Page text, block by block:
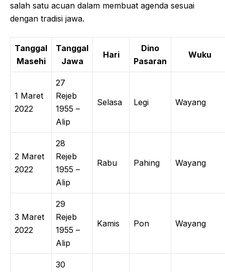
salah satu acuan dalam membuat agenda sesuai
dengan tradisi jawa.
Tanggal
Masehi
Tanggal
Jawa
Hari
Dino
Pasaran
Wuku
1 Maret
2022
27
Rejeb
1955 –
Alip
Selasa Legi Wayang
2 Maret
2022
28
Rejeb
1955 –
Alip
Rabu Pahing Wayang
3 Maret
2022
29
Rejeb
1955 –
Alip
Kamis Pon Wayang
30